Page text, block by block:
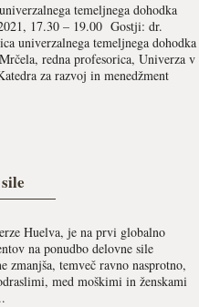
temeljnega dohodka
17.30 – 19.00 Gostji: dr.
univerzalnega temeljnega dohodka
redna profesorica, Univerza v
za razvoj in menedžment
Huelva, je na prvi globalno
na ponudbo delovne sile
zmanjša, temveč ravno nasprotno,
med moškimi in ženskami